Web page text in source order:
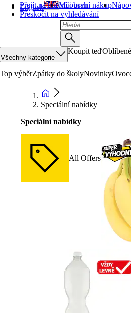
Přejít na hlavní obsah
Přeskočit na vyhledávání
English Můj první nákup
Všechny kategorie
Koupit teďOblíbené
Top výběrZpátky do školyNovinky
Speciální nabídky
Speciální nabídky
All Offers